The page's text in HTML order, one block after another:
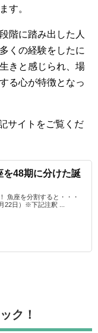
す。
階に踏み出した人
くの経験をしたに
きと感じられ、場
る心が特徴となっ
サイトをご覧くだ
を48期に分けた誕
魚座を分割すると・・・
22日）※下記注釈 ...
ク！